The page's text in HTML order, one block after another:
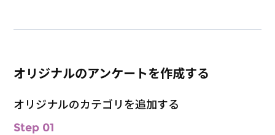
オリジナルのアンケートを作成する
オリジナルのカテゴリを追加する
Step 01